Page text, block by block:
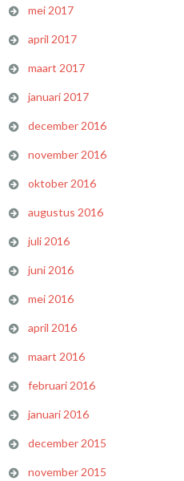
mei 2017
april 2017
maart 2017
januari 2017
december 2016
november 2016
oktober 2016
augustus 2016
juli 2016
juni 2016
mei 2016
april 2016
maart 2016
februari 2016
januari 2016
december 2015
november 2015